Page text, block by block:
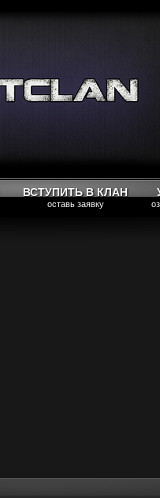
ВСТУПИТЬ В КЛАН
оставь заявку